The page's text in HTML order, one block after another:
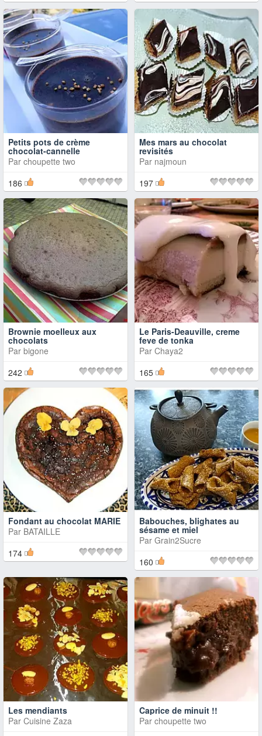
Petits pots de crème
chocolat-cannelle
Par choupette two
186
Mes mars au chocolat
revisités
Par najmoun
197
Brownie moelleux aux
chocolats
Par bigone
242
Le Paris-Deauville, creme
feve de tonka
Par Chaya2
165
Fondant au chocolat MARIE
Par BATAILLE
174
Babouches, blighates au
sésame et miel
Par Grain2Sucre
160
Les mendiants
Par Cuisine Zaza
Caprice de minuit !!
Par choupette two